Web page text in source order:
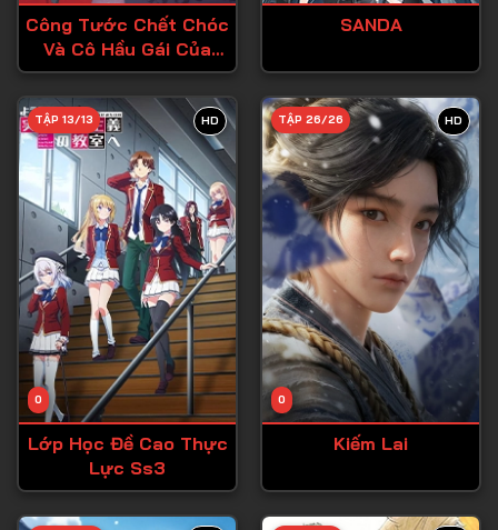
Tập 26
Tập 29
Tập 30
Tập 31
Tập 32
Tập 33
Tập 34
Tập 35
Tập 36
Tập 37
Tập 39
Công Tước Chết Chóc
Và Cô Hầu Gái Của
Cậu
SANDA
HD
0
TẬP 13/13
Lớp Học Đề Cao Thực
Lực Ss3
HD
0
TẬP 26/26
Kiếm Lai